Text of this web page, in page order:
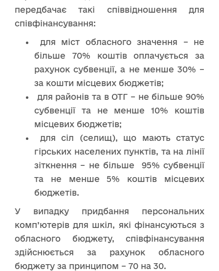
передбачає такі співвідношення для
співфінансування:
для міст обласного значення – не
більше 70% коштів оплачується за
рахунок субвенції, а не менше 30% –
за кошти місцевих бюджетів;
для районів та в ОТГ – не більше 90%
субвенції та не менше 10% коштів
місцевих бюджетів;
для сіл (селищ), що мають статус
гірських населених пунктів, та на лінії
зіткнення – не більше 95% субвенції
та не менше 5% коштів місцевих
бюджетів.
У випадку придбання персональних
комп’ютерів для шкіл, які фінансуються з
обласного бюджету, співфінансування
здійснюється за рахунок обласного
бюджету за принципом – 70 на 30.